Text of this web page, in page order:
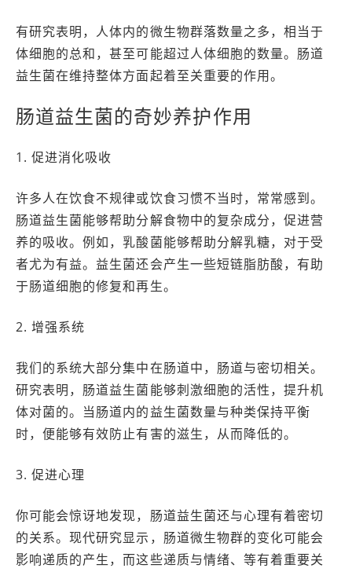
有研究表明，人体内的微生物群落数量之多，相当于
体细胞的总和，甚至可能超过人体细胞的数量。肠道
益生菌在维持整体方面起着至关重要的作用。
肠道益生菌的奇妙养护作用
1. 促进消化吸收
许多人在饮食不规律或饮食习惯不当时，常常感到。
肠道益生菌能够帮助分解食物中的复杂成分，促进营
养的吸收。例如，乳酸菌能够帮助分解乳糖，对于受
者尤为有益。益生菌还会产生一些短链脂肪酸，有助
于肠道细胞的修复和再生。
2. 增强系统
我们的系统大部分集中在肠道中，肠道与密切相关。
研究表明，肠道益生菌能够刺激细胞的活性，提升机
体对菌的。当肠道内的益生菌数量与种类保持平衡
时，便能够有效防止有害的滋生，从而降低的。
3. 促进心理
你可能会惊讶地发现，肠道益生菌还与心理有着密切
的关系。现代研究显示，肠道微生物群的变化可能会
影响递质的产生，而这些递质与情绪、等有着重要关